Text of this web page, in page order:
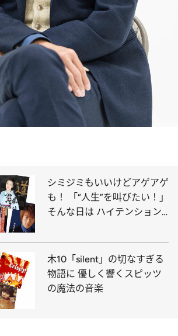
シミジミもいいけどアゲアゲ
も！ 「“人生”を叫びたい！」
そんな日は ハイテンション
木10「silent」の切なすぎる
物語に 優しく響くスピッツ
の魔法の音楽